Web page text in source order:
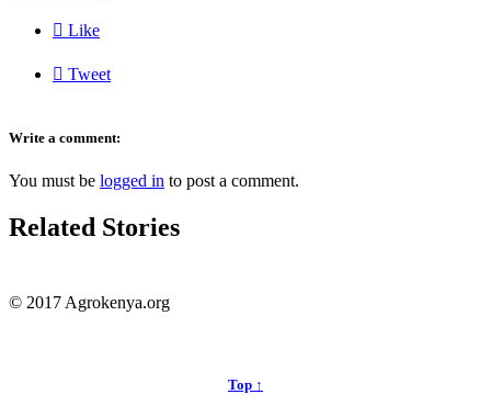
 Like
 Tweet
Write a comment:
You must be logged in to post a comment.
Related Stories
© 2017 Agrokenya.org
Top ↑